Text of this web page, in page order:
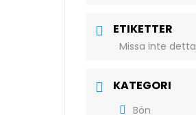
ETIKETTER
Missa inte detta
KATEGORI
Bön